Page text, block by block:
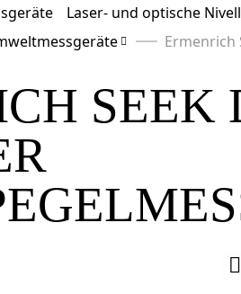
Laser- und optische
Ermenrich
SEEK